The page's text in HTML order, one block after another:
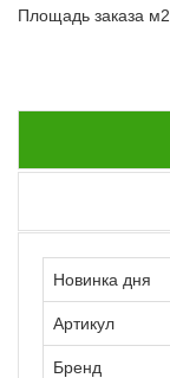
Площадь заказа м2
Новинка дня
Артикул
Бренд